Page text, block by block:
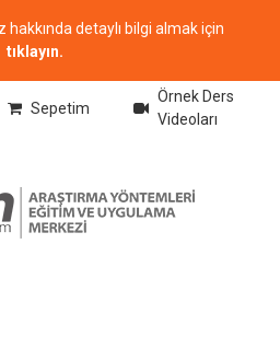
detaylı bilgi almak için
tıklayın.
Sepetim
Örnek Ders
Videoları